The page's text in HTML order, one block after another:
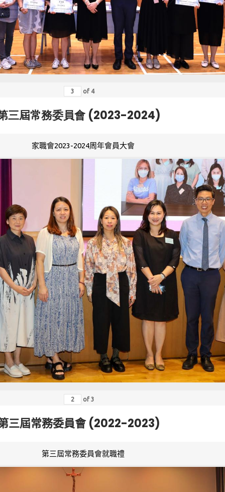
of 4
三屆常務委員會 (2023-2024)
家職會2023-2024周年會員大會
of 3
三屆常務委員會 (2022-2023)
第三屆常務委員會就職禮